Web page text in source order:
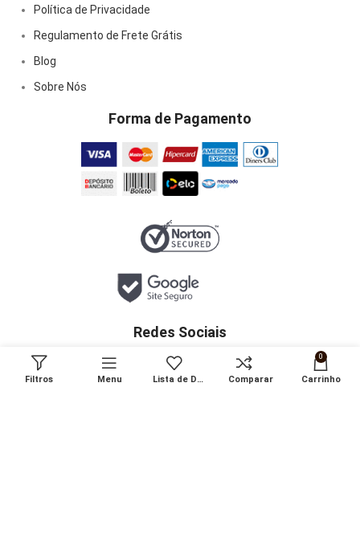
Política de Privacidade
Regulamento de Frete Grátis
Blog
Sobre Nós
Forma de Pagamento
Redes Sociais
Filtros Menu Lista de Desejos Comparar
0
Carrinho